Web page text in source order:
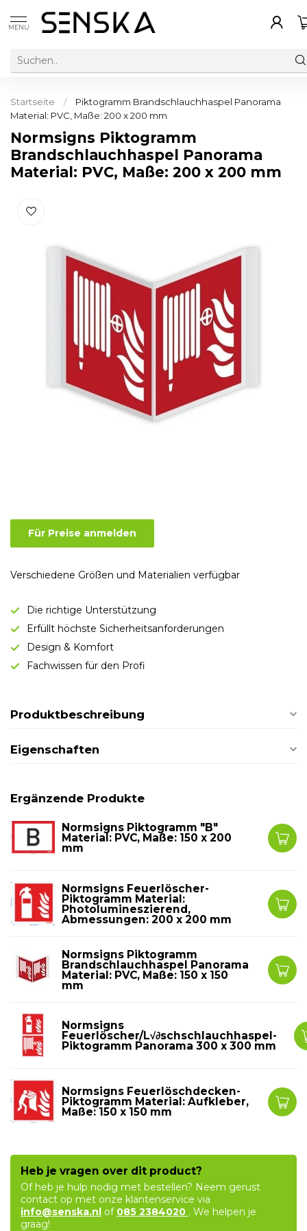
MENU
Startseite /
Piktogramm Brandschlauchhaspel Panorama
Material: PVC, Maße: 200 x 200 mm
Normsigns Piktogramm
Brandschlauchhaspel Panorama
Material: PVC, Maße: 200 x 200 mm
Für Preise anmelden
Verschiedene Größen und Materialien verfügbar
Die richtige Unterstützung
Erfüllt höchste Sicherheitsanforderungen
Design & Komfort
Fachwissen für den Profi
Produktbeschreibung
Eigenschaften
Ergänzende Produkte
Normsigns Piktogramm "B"
Material: PVC, Maße: 150 x 200
mm
Normsigns Feuerlöscher-
Piktogramm Material:
Photolumineszierend,
Abmessungen: 200 x 200 mm
Normsigns Piktogramm
Brandschlauchhaspel Panorama
Material: PVC, Maße: 150 x 150
mm
Normsigns
Feuerlöscher/L√∂schschlauchhaspel-
Piktogramm Panorama 300 x 300 mm
Normsigns Feuerlöschdecken-
Piktogramm Material: Aufkleber,
Maße: 150 x 150 mm
Heb je vragen over dit product?
Of heb je hulp nodig met bestellen? Neem gerust
contact op met onze klantenservice via
info@senska.nl of 085 2384020 . We helpen je
graag!